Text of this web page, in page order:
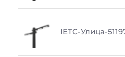
IETC-Улица-